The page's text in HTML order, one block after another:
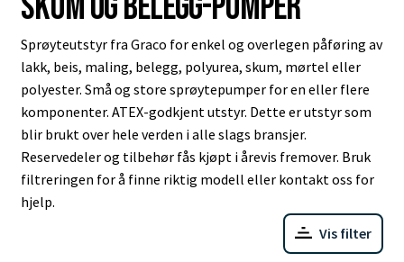
Sprøyteutstyr fra Graco for enkel og overlegen påføring av
lakk, beis, maling, belegg, polyurea, skum, mørtel eller
polyester. Små og store sprøytepumper for en eller flere
komponenter. ATEX-godkjent utstyr. Dette er utstyr som
blir brukt over hele verden i alle slags bransjer.
Reservedeler og tilbehør fås kjøpt i årevis fremover. Bruk
filtreringen for å finne riktig modell eller kontakt oss for
hjelp.
Vis filter